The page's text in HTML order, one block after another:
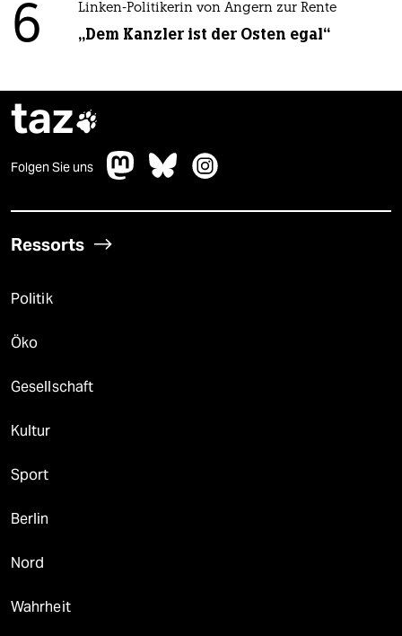
6 Linken-Politikerin von Angern zur Rente
„Dem Kanzler ist der Osten egal“
taz
Folgen Sie uns
Ressorts
Politik
Öko
Gesellschaft
Kultur
Sport
Berlin
Nord
Wahrheit